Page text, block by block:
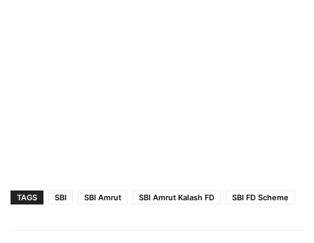
TAGS SBI SBI Amrut SBI Amrut Kalash FD SBI FD Scheme